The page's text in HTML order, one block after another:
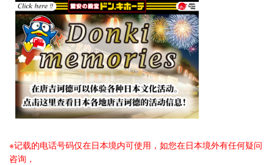
※记载的电话号码仅在日本境内可使用，如您在日本境外有任何疑问
咨询，